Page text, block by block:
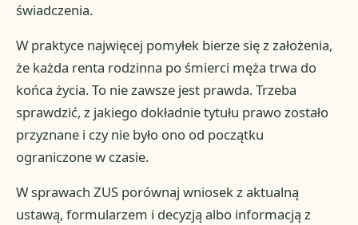
świadczenia.
W praktyce najwięcej pomyłek bierze się z założenia,
że każda renta rodzinna po śmierci męża trwa do
końca życia. To nie zawsze jest prawda. Trzeba
sprawdzić, z jakiego dokładnie tytułu prawo zostało
przyznane i czy nie było ono od początku
ograniczone w czasie.
W sprawach ZUS porównaj wniosek z aktualną
ustawą, formularzem i decyzją albo informacją z